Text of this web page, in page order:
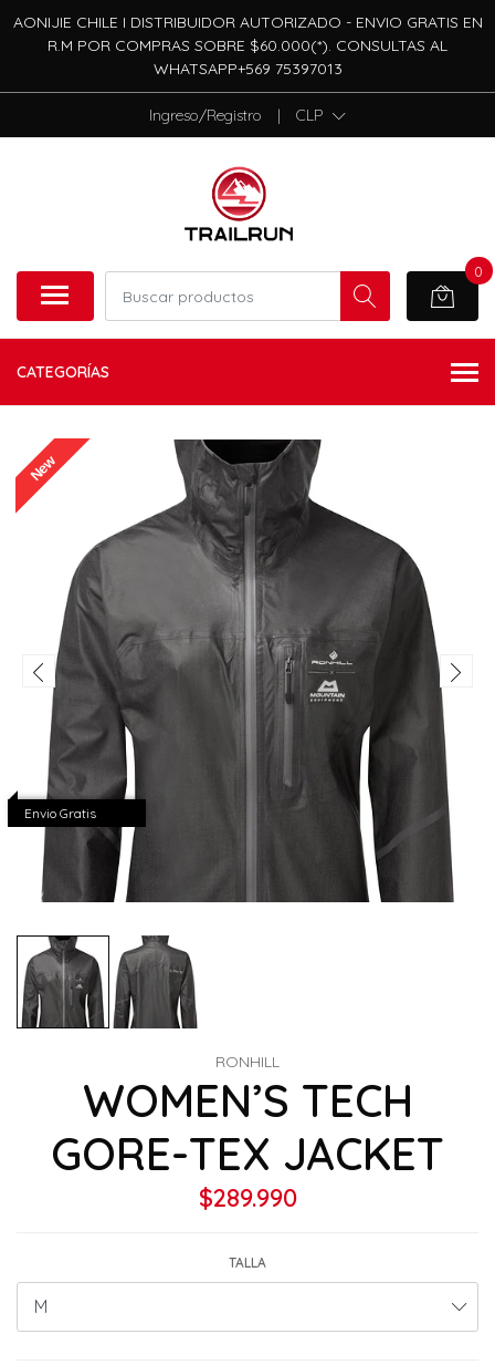
AONIJIE CHILE I DISTRIBUIDOR AUTORIZADO - ENVIO GRATIS EN
R.M POR COMPRAS SOBRE $60.000(*). CONSULTAS AL
WHATSAPP+569 75397013
Ingreso/Registro | CLP
0
CATEGORÍAS
New
Envio Gratis
RONHILL
WOMEN’S TECH
GORE-TEX JACKET
$289.990
TALLA